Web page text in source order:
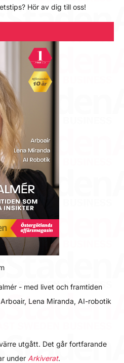
Hör av dig till oss!
- med livet och framtiden
Lena Miranda, AI-robotik
utgått. Det går fortfarande
under Arkiverat.